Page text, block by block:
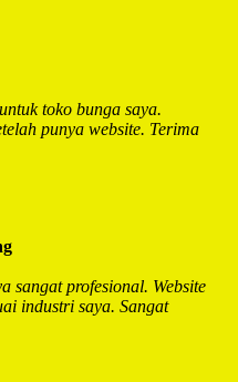
toko bunga saya.
punya website. Terima
sangat profesional. Website
industri saya. Sangat